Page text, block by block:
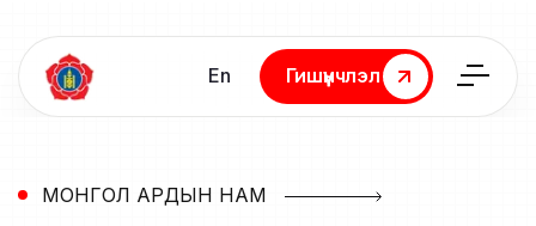
En
Гишүүнчлэл
Гишүүнчлэл
МОНГОЛ АРДЫН НАМ